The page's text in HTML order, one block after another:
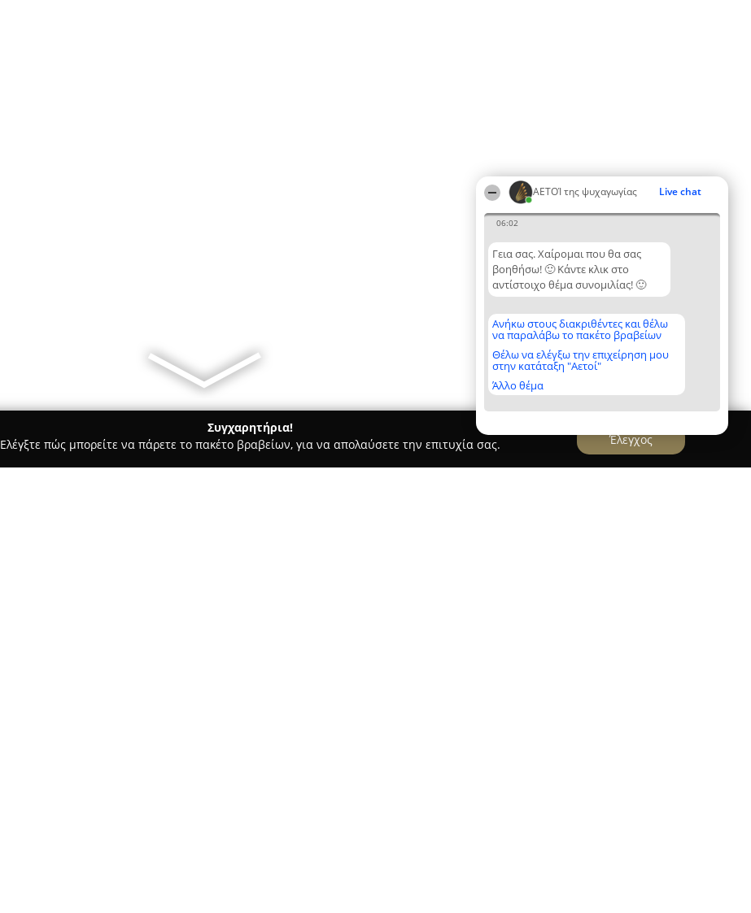
ΑΕΤΟΊ της ψυχαγωγίας Live chat
06:02
Γεια σας. Χαίρομαι που θα σας
βοηθήσω! 🙂 Κάντε κλικ στο
αντίστοιχο θέμα συνομιλίας! 🙂
Ανήκω στους διακριθέντες και θέλω
να παραλάβω το πακέτο βραβείων
Θέλω να ελέγξω την επιχείρηση μου
στην κατάταξη "Αετοί"
Άλλο θέμα
Συγχαρητήρια!
Ελέγξτε πώς μπορείτε να πάρετε το πακέτο βραβείων, για να απολαύσετε την επιτυχία σας.
Έλεγχος